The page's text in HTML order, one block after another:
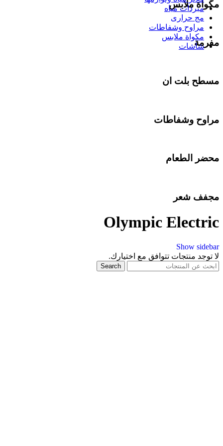
مبردات مياه
مج حرارى
مراوح وشفاطات
مكواة ملابس
شاشات
مكواة ملابس
مفرمة
مسطح بلت ان
مراوح وشفاطات
محضر الطعام
مجفف شعر
Olympic Electric
Show sidebar
لا توجد منتجات تتوافق مع اختيارك.
Search